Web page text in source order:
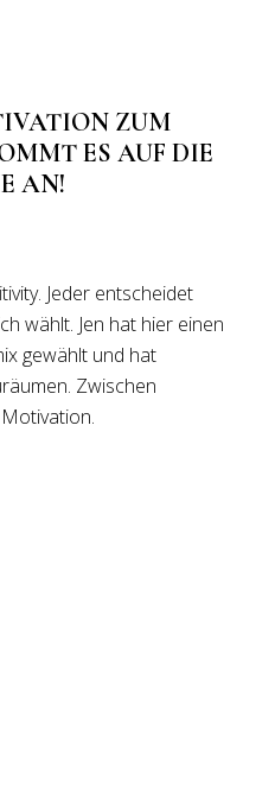
ZUM
ES AUF DIE
AN!
Jeder entscheidet
wählt. Jen hat hier einen
gewählt und hat
Zwischen